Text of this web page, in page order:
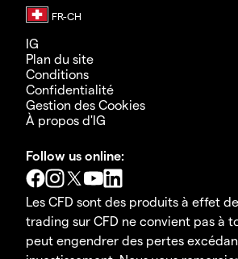
IG
Plan du site
Conditions
Confidentialité
Gestion des Cookies
À propos d'IG
Follow us online:
Les CFD sont des produits à effet
trading sur CFD ne convient pas à
peut engendrer des pertes